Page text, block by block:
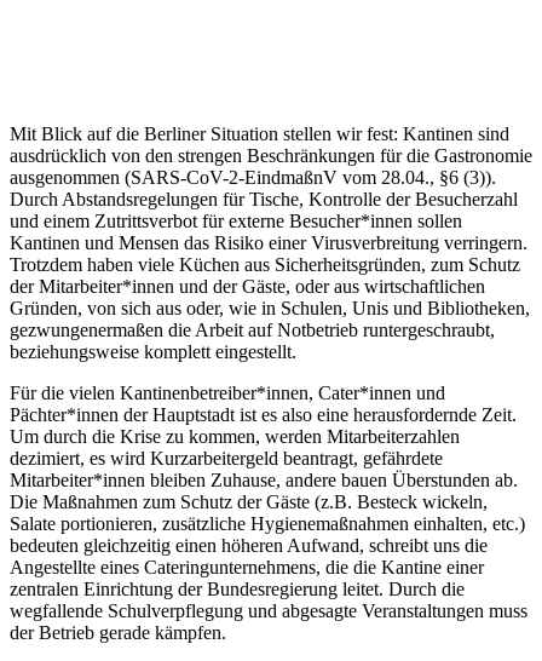
Mit Blick auf die Berliner Situation stellen wir fest: Kantinen sind
ausdrücklich von den strengen Beschränkungen für die Gastronomie
ausgenommen (SARS-CoV-2-EindmaßnV vom 28.04., §6 (3)).
Durch Abstandsregelungen für Tische, Kontrolle der Besucherzahl
und einem Zutrittsverbot für externe Besucher*innen sollen
Kantinen und Mensen das Risiko einer Virusverbreitung verringern.
Trotzdem haben viele Küchen aus Sicherheitsgründen, zum Schutz
der Mitarbeiter*innen und der Gäste, oder aus wirtschaftlichen
Gründen, von sich aus oder, wie in Schulen, Unis und Bibliotheken,
gezwungenermaßen die Arbeit auf Notbetrieb runtergeschraubt,
beziehungsweise komplett eingestellt.
Für die vielen Kantinenbetreiber*innen, Cater*innen und
Pächter*innen der Hauptstadt ist es also eine herausfordernde Zeit.
Um durch die Krise zu kommen, werden Mitarbeiterzahlen
dezimiert, es wird Kurzarbeitergeld beantragt, gefährdete
Mitarbeiter*innen bleiben Zuhause, andere bauen Überstunden ab.
Die Maßnahmen zum Schutz der Gäste (z.B. Besteck wickeln,
Salate portionieren, zusätzliche Hygienemaßnahmen einhalten, etc.)
bedeuten gleichzeitig einen höheren Aufwand, schreibt uns die
Angestellte eines Cateringunternehmens, die die Kantine einer
zentralen Einrichtung der Bundesregierung leitet. Durch die
wegfallende Schulverpflegung und abgesagte Veranstaltungen muss
der Betrieb gerade kämpfen.